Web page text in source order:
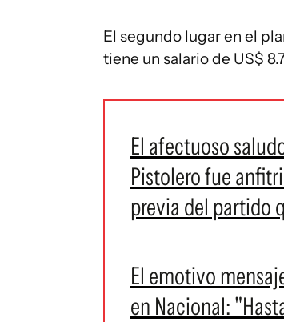
El segundo lugar en el
tiene un salario de US$
El afectuoso
Pistolero fue
previa del partido
El emotivo
en Nacional: